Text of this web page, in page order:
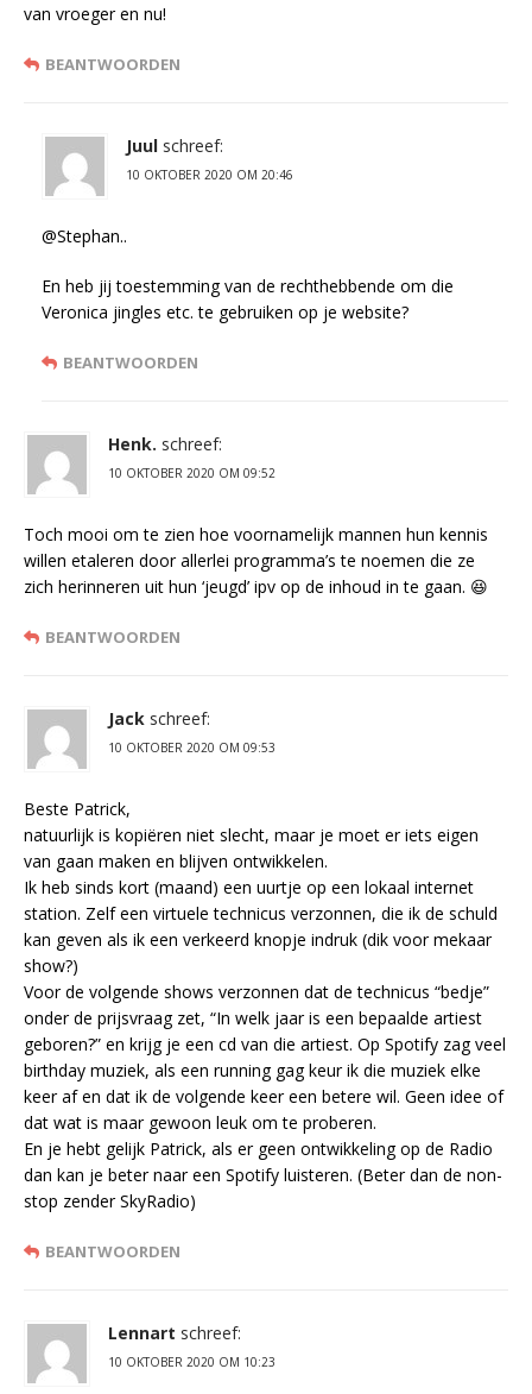
van vroeger en nu!
BEANTWOORDEN
Juul schreef:
10 OKTOBER 2020 OM 20:46
@Stephan..
En heb jij toestemming van de rechthebbende om die
Veronica jingles etc. te gebruiken op je website?
BEANTWOORDEN
Henk. schreef:
10 OKTOBER 2020 OM 09:52
Toch mooi om te zien hoe voornamelijk mannen hun kennis
willen etaleren door allerlei programma’s te noemen die ze
zich herinneren uit hun ‘jeugd’ ipv op de inhoud in te gaan. 😆
BEANTWOORDEN
Jack schreef:
10 OKTOBER 2020 OM 09:53
Beste Patrick,
natuurlijk is kopiëren niet slecht, maar je moet er iets eigen
van gaan maken en blijven ontwikkelen.
Ik heb sinds kort (maand) een uurtje op een lokaal internet
station. Zelf een virtuele technicus verzonnen, die ik de schuld
kan geven als ik een verkeerd knopje indruk (dik voor mekaar
show?)
Voor de volgende shows verzonnen dat de technicus “bedje”
onder de prijsvraag zet, “In welk jaar is een bepaalde artiest
geboren?” en krijg je een cd van die artiest. Op Spotify zag veel
birthday muziek, als een running gag keur ik die muziek elke
keer af en dat ik de volgende keer een betere wil. Geen idee of
dat wat is maar gewoon leuk om te proberen.
En je hebt gelijk Patrick, als er geen ontwikkeling op de Radio
dan kan je beter naar een Spotify luisteren. (Beter dan de non-
stop zender SkyRadio)
BEANTWOORDEN
Lennart schreef:
10 OKTOBER 2020 OM 10:23